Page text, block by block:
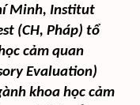
Minh, Institut
(CH, Pháp) tổ
cảm quan
Evaluation)
khoa học cảm